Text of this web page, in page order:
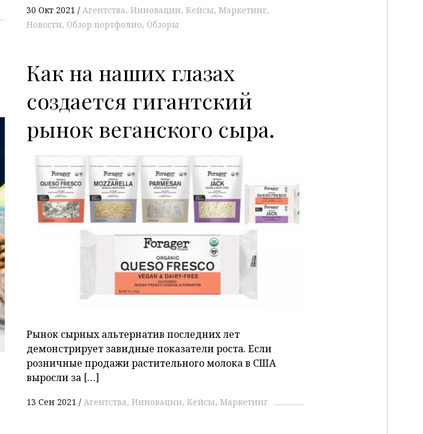
30 Окт 2021 Агентства Инновации Кейсы Маркетинг
Новости Обзор портфолио Обзоры
Как на наших глазах
создается гигантский
рынок веганского сыра.
P
Рынок сырных альтернатив последних лет
демонстрирует завидные показатели роста. Если
розничные продажи растительного молока в США
выросли за […]
13 Сен 2021 Агентства Инновации Кейсы Маркетинг